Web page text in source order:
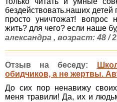
бездействовать.наших
просто уничтожат! вопрос
жить? для чего? если наше
александра , возраст: 48 /
Отзыв на беседу:
обидчиков, а не жертвы.
До сих пор ненавижу
меня травили! Да, их и